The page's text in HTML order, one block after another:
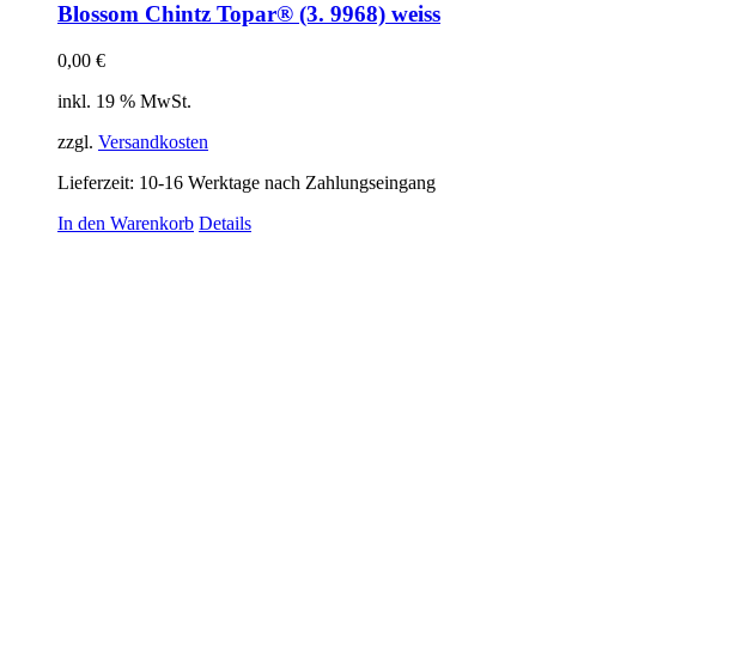
Blossom Chintz Topar® (3. 9968) weiss
0,00 €
inkl. 19 % MwSt.
zzgl. Versandkosten
Lieferzeit: 10-16 Werktage nach Zahlungseingang
In den Warenkorb Details